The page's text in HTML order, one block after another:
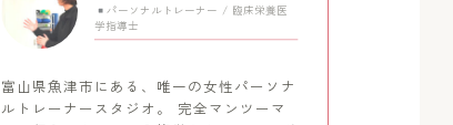
パーソナルトレーナー / 臨床栄養医
学指導士
富山県魚津市にある、唯一の女性パーソナ
ルトレーナースタジオ。 完全マンツーマ